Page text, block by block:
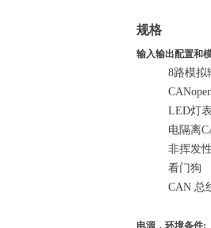
规格
输入输出配置和
8路模拟
LED灯
电隔离
非挥发
看门狗
CAN 总
电源，环境条件: